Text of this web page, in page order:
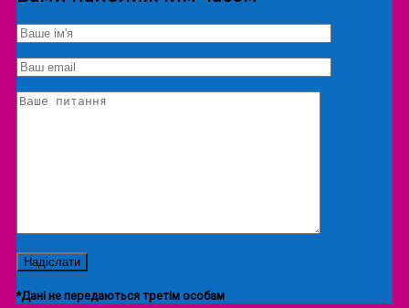
Екскурсія/локація
*Дані не передаються третім особам